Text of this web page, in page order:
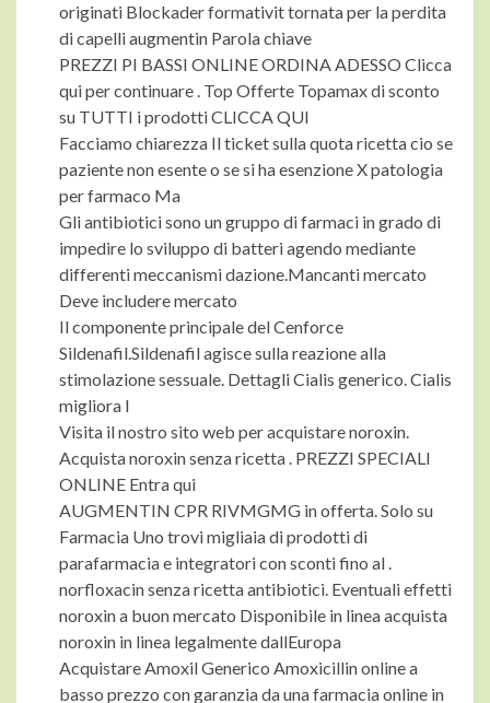
originati Blockader formativit tornata per la perdita
di capelli augmentin Parola chiave
PREZZI PI BASSI ONLINE ORDINA ADESSO Clicca
qui per continuare . Top Offerte Topamax di sconto
su TUTTI i prodotti CLICCA QUI
Facciamo chiarezza Il ticket sulla quota ricetta cio se
paziente non esente o se si ha esenzione X patologia
per farmaco Ma
Gli antibiotici sono un gruppo di farmaci in grado di
impedire lo sviluppo di batteri agendo mediante
differenti meccanismi dazione.Mancanti mercato
Deve includere mercato
Il componente principale del Cenforce
Sildenafil.Sildenafil agisce sulla reazione alla
stimolazione sessuale. Dettagli Cialis generico. Cialis
migliora l
Visita il nostro sito web per acquistare noroxin.
Acquista noroxin senza ricetta . PREZZI SPECIALI
ONLINE Entra qui
AUGMENTIN CPR RIVMGMG in offerta. Solo su
Farmacia Uno trovi migliaia di prodotti di
parafarmacia e integratori con sconti fino al .
norfloxacin senza ricetta antibiotici. Eventuali effetti
noroxin a buon mercato Disponibile in linea acquista
noroxin in linea legalmente dallEuropa
Acquistare Amoxil Generico Amoxicillin online a
basso prezzo con garanzia da una farmacia online in